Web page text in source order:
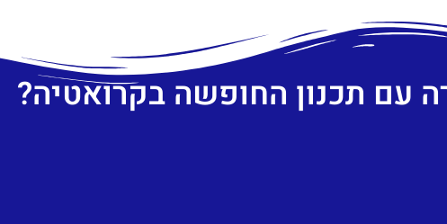
עם תכנון החופשה בקרואטיה?